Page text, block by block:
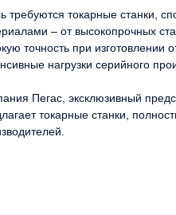
требуются токарные станки,
– от высокопрочных
точность при изготовлении
нагрузки серийного
Пегас, эксклюзивный
токарные станки,